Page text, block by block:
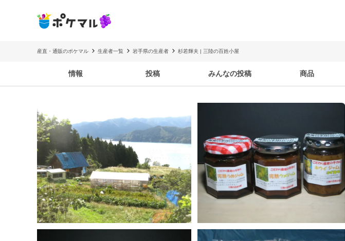
産直・通販のポケマル 生産者一覧 岩手県の生産者 杉若輝夫 | 三陸の百姓小屋
情報 投稿 みんなの投稿 商品